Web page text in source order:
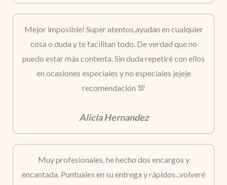
Mejor imposible! Super atentos,ayudan en cualquier
cosa o duda y te facilitan todo. De verdad que no
puedo estar más contenta. Sin duda repetiré con ellos
en ocasiones especiales y no especiales jejeje
recomendación 💯
Alicia Hernandez
Muy profesionales, he hecho dos encargos y
encantada. Puntuales en su entrega y rápidos...volveré